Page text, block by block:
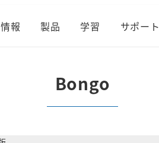
報 製品 学習 サポート
Bongo